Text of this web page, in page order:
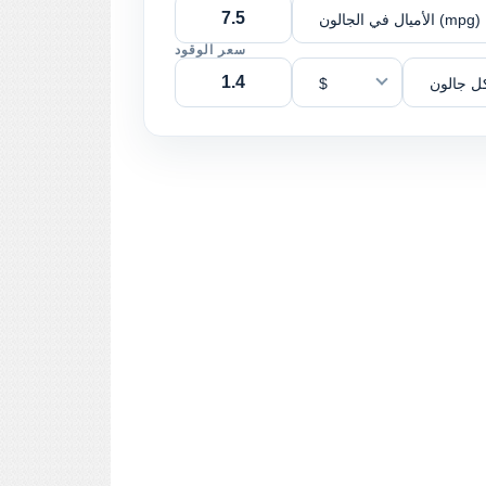
الأميال في الجالون (mpg)
سعر الوقود
$ جالون